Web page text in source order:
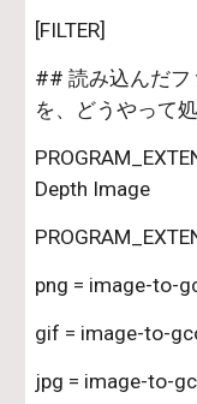
[FILTER]
## 読み込んだフ
を、どうやって
Depth Image
png = image-to-
gif = image-to-
jpg = image-to-